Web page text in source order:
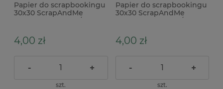
Papier do scrapbookingu
30x30 ScrapAndMe
4,00 zł
- +
szt.
Papier do scrapbookingu
30x30 ScrapAndMe
4,00 zł
- +
szt.